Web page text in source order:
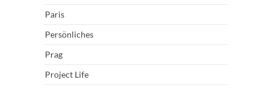
Paris
Persönliches
Prag
Project Life